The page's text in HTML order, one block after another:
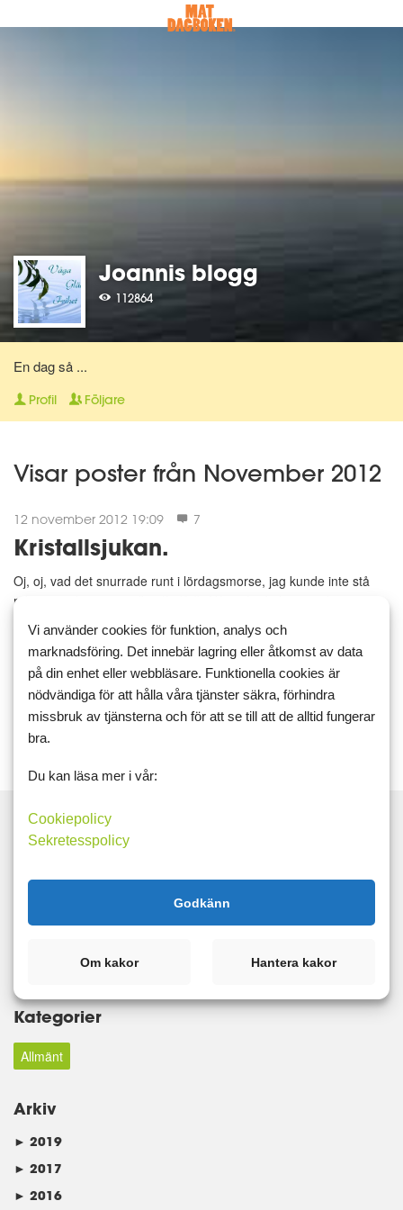
Joannis blogg
112864
En dag så ...
Profil Följare
Visar poster från November 2012
12 november 2012 19:09 7
Kristallsjukan.
Oj, oj, vad det snurrade runt i lördagsmorse, jag kunde inte stå
rak, jag gick som en alkis (förlåt!). Något hade hänt under natten
1177 efter ett par timmar för att få hjälp. D...
Läs mer Kommentera
Taggar
Matdagboken
Kategorier
Allmänt
Arkiv
► 2019
► 2017
► 2016
Vi använder cookies för funktion, analys och
marknadsföring. Det innebär lagring eller åtkomst av data
på din enhet eller webbläsare. Funktionella cookies är
nödvändiga för att hålla våra tjänster säkra, förhindra
missbruk av tjänsterna och för att se till att de alltid fungerar
bra.
Du kan läsa mer i vår:
Cookiepolicy
Sekretesspolicy
Godkänn
Om kakor Hantera kakor